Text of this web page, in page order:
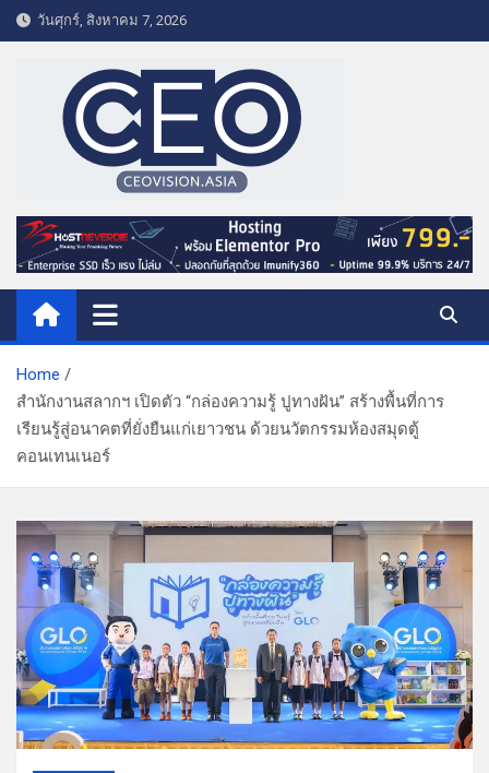
k
e
t
วันศุกร์, สิงหาคม 7, 2026
CEO VISION.ASIA
Business & Lifestyle
Home
สำนักงานสลากฯ เปิดตัว “กล่องความรู้ ปูทางฝัน” สร้างพื้นที่การ
เรียนรู้สู่อนาคตที่ยั่งยืนแก่เยาวชน ด้วยนวัตกรรมห้องสมุดตู้
คอนเทนเนอร์